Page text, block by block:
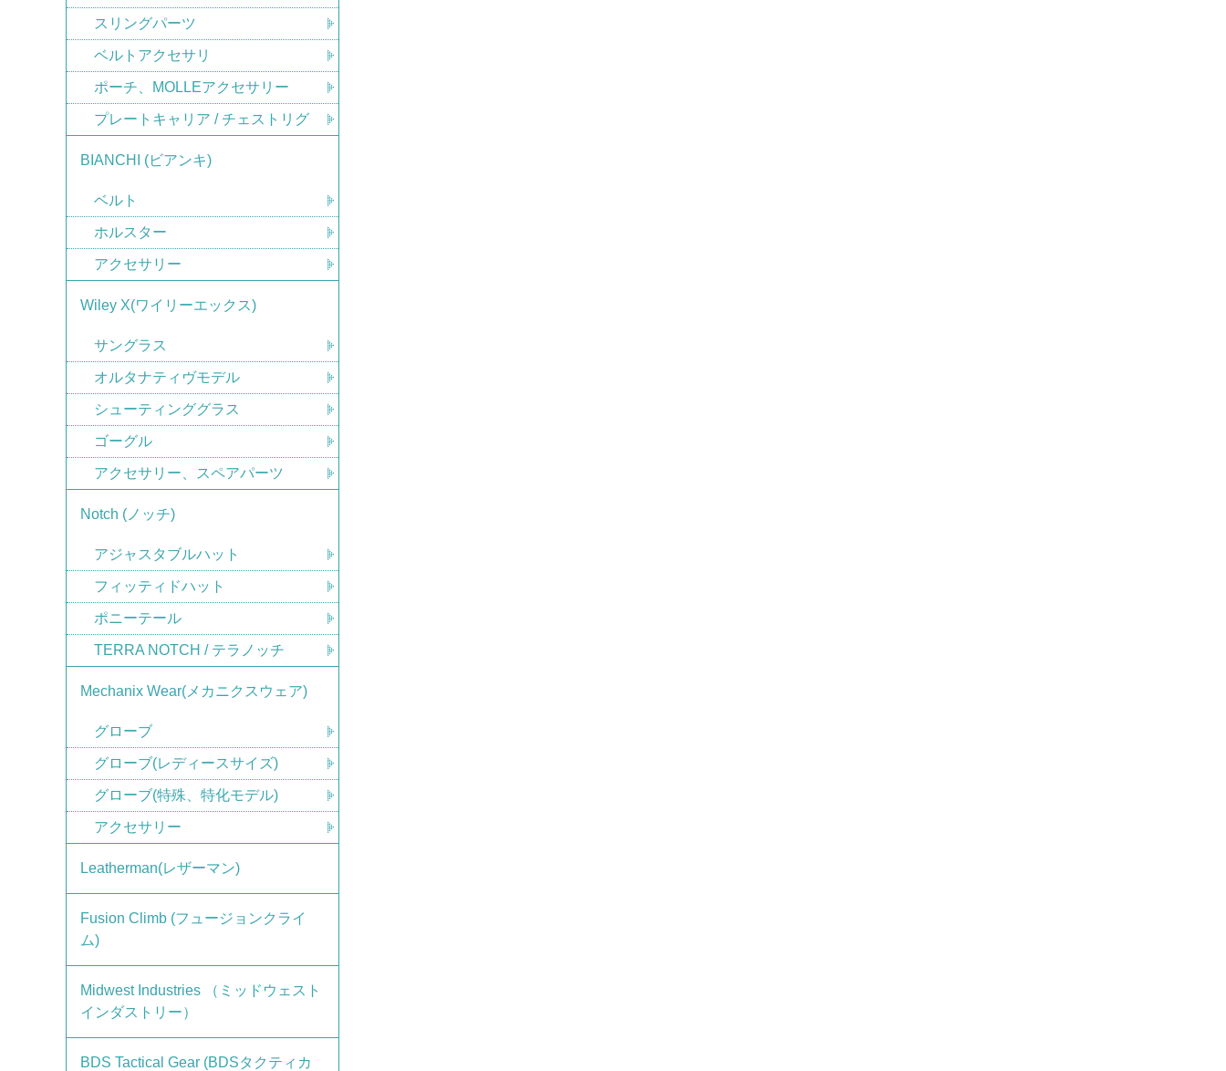
スリングパーツ
ベルトアクセサリ
ポーチ、MOLLEアクセサリー
プレートキャリア / チェストリグ
BIANCHI (ビアンキ)
ベルト
ホルスター
アクセサリー
Wiley X(ワイリーエックス)
サングラス
オルタナティヴモデル
シューティンググラス
ゴーグル
アクセサリー、スペアパーツ
Notch (ノッチ)
アジャスタブルハット
フィッティドハット
ポニーテール
TERRA NOTCH / テラノッチ
Mechanix Wear(メカニクスウェア)
グローブ
グローブ(レディースサイズ)
グローブ(特殊、特化モデル)
アクセサリー
Leatherman(レザーマン)
Fusion Climb (フュージョンクライ
ム)
Midwest Industries （ミッドウェスト
インダストリー）
BDS Tactical Gear (BDSタクティカ